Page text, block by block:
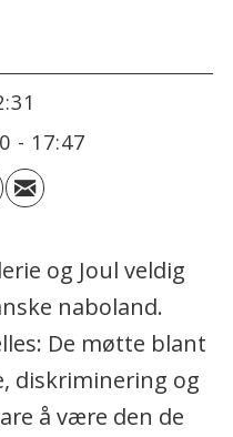
- 17:47
og Joul veldig
naboland.
De møtte blant
diskriminering og
å være den de